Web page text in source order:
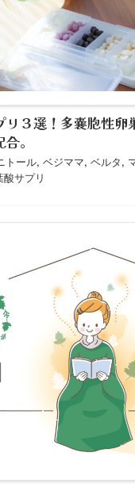
リ３選！多嚢胞性卵
。
トール, ベジママ, ベルタ,
酸サプリ